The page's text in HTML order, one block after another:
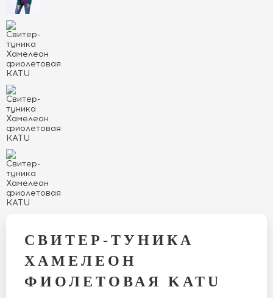
СВИТЕР-ТУНИКА
ХАМЕЛЕОН
ФИОЛЕТОВАЯ KATU